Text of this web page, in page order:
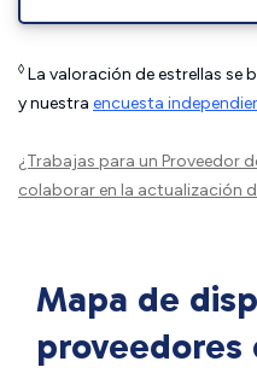
◊ La valoración de estrellas se
y nuestra encuesta
¿Trabajas para un Proveedor
colaborar en la actualización
Mapa de